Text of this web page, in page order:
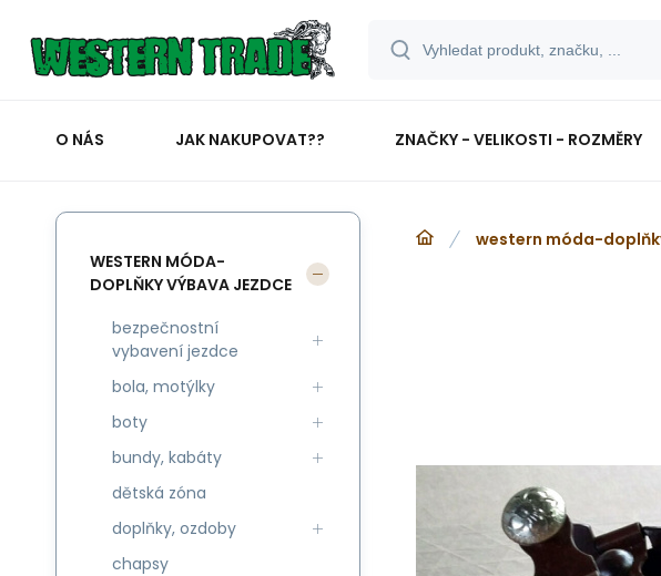
O NÁS JAK NAKUPOVAT?? ZNAČKY - VELIKOSTI - ROZMĚRY
western móda-
WESTERN MÓDA-
DOPLŇKY VÝBAVA JEZDCE
bezpečnostní
vybavení jezdce
bola, motýlky
boty
bundy, kabáty
dětská zóna
doplňky, ozdoby
chapsy